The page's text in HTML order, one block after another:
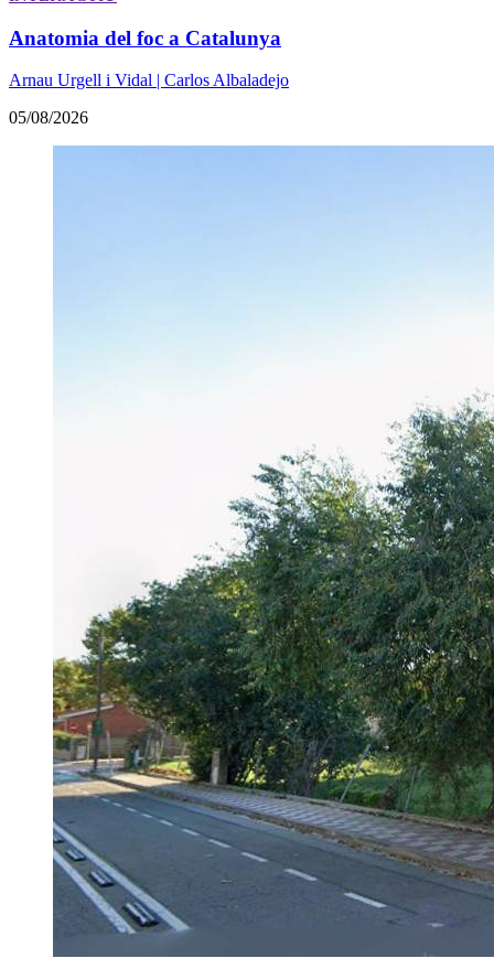
Anatomia del foc a Catalunya
Arnau Urgell i Vidal | Carlos Albaladejo
05/08/2026